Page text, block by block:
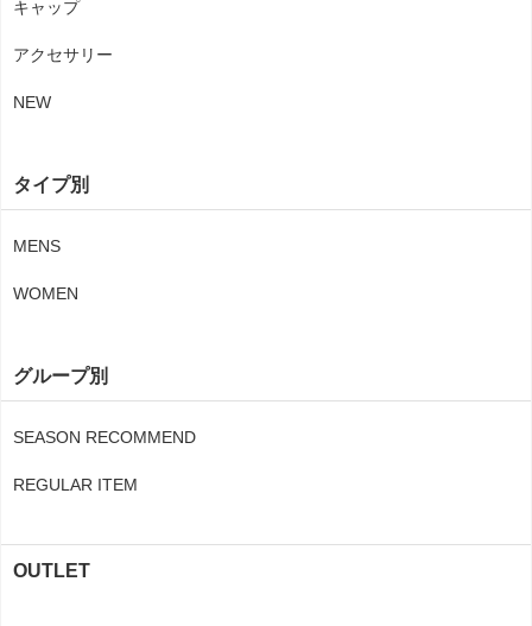
キャップ
アクセサリー
NEW
タイプ別
MENS
WOMEN
グループ別
SEASON RECOMMEND
REGULAR ITEM
OUTLET